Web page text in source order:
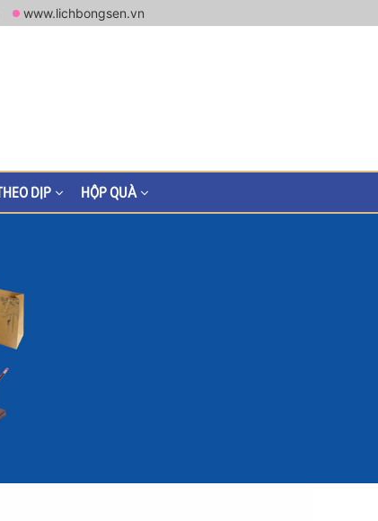
www.lichbongsen.vn
DỊP HỘP QUÀ